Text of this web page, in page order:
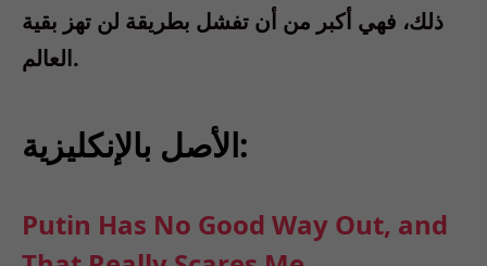
ذلك، فهي أكبر من أن تفشل بطريقة لن تهز بقية
العالم.
الأصل بالإنكليزية:
Putin Has No Good Way Out, and